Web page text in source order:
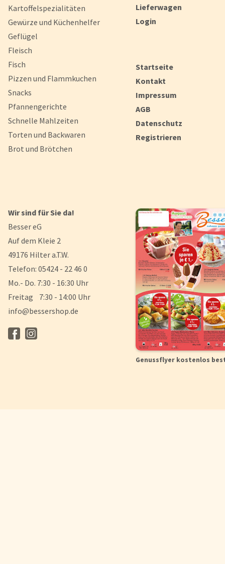
Kartoffelspezialitäten
Gewürze und Küchenhelfer
Geflügel
Fleisch
Fisch
Pizzen und Flammkuchen
Snacks
Pfannengerichte
Schnelle Mahlzeiten
Torten und Backwaren
Brot und Brötchen
Lieferwagen
Login
Startseite
Kontakt
Impressum
AGB
Datenschutz
Registrieren
Wir sind für Sie da!
Besser eG
Auf dem Kleie 2
49176 Hilter a.T.W.
Telefon: 05424 - 22 46 0
Mo.- Do. 7:30 - 16:30 Uhr
Freitag 7:30 - 14:00 Uhr
info@bessershop.de
Genussflyer kostenlos